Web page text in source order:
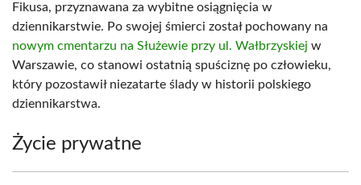
Fikusa, przyznawana za wybitne osiągnięcia w
dziennikarstwie. Po swojej śmierci został pochowany na
nowym cmentarzu na Służewie przy ul. Wałbrzyskiej w
Warszawie, co stanowi ostatnią spuściznę po człowieku,
który pozostawił niezatarte ślady w historii polskiego
dziennikarstwa.
Życie prywatne